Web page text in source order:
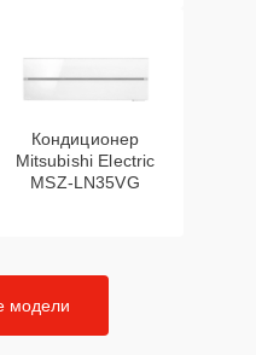
Кондиционер
Mitsubishi Electric
MSZ-LN35VG
модели